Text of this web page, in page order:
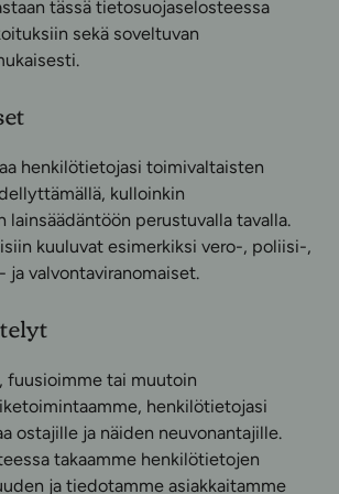
tässä tietosuojaselosteessa
sekä soveltuvan
henkilötietojasi toimivaltaisten
kulloinkin
lainsäädäntöön perustuvalla tavalla.
kuuluvat esimerkiksi vero-, poliisi-,
ja valvontaviranomaiset.
fuusioimme tai muutoin
henkilötietojasi
ostajille ja näiden neuvonantajille.
takaamme henkilötietojen
ja tiedotamme asiakkaitamme